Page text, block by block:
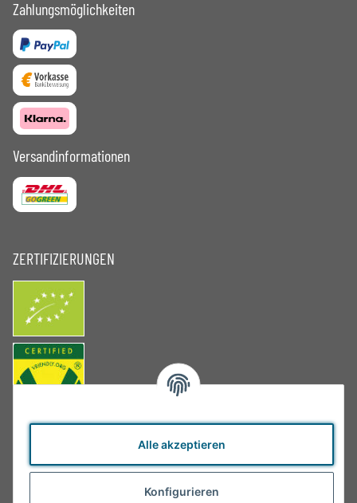
Alle akzeptieren
Konfigurieren
Zahlungsmöglichkeiten
Versandinformationen
ZERTIFIZIERUNGEN